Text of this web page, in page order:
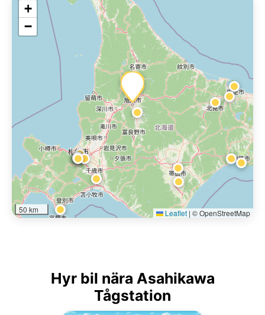
+
−
50 km Leaflet | © OpenStreetMap
Hyr bil nära Asahikawa
Tågstation